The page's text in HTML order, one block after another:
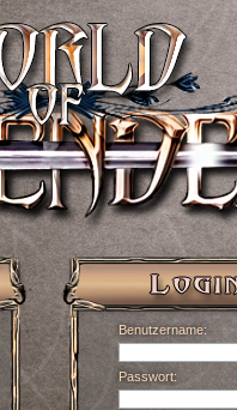
Benutzername:
Passwort: